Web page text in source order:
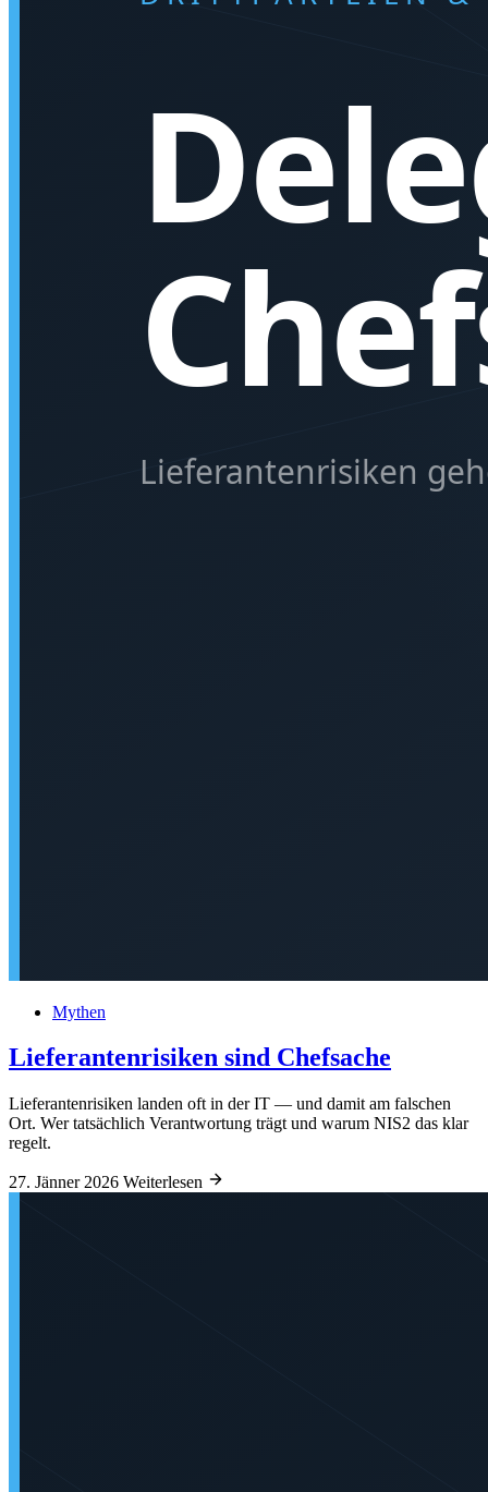
Mythen
Lieferantenrisiken sind Chefsache
Lieferantenrisiken landen oft in der IT — und damit am falschen
Ort. Wer tatsächlich Verantwortung trägt und warum NIS2 das klar
regelt.
27. Jänner 2026 Weiterlesen